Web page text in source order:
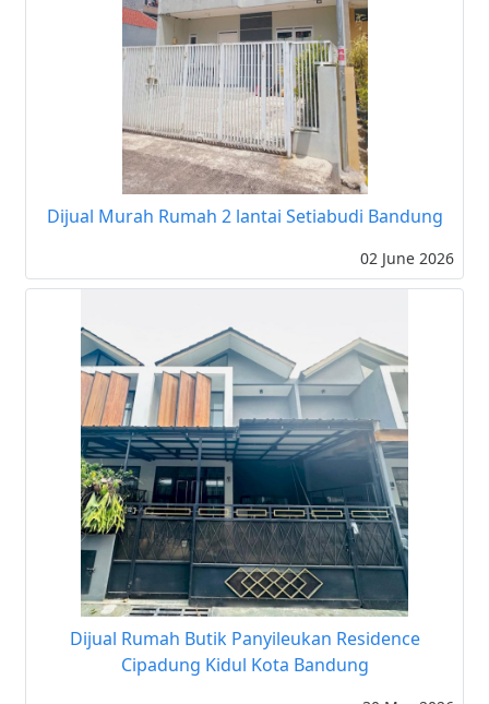
Dijual Murah Rumah 2 lantai Setiabudi Bandung
02 June 2026
Dijual Rumah Butik Panyileukan Residence
Cipadung Kidul Kota Bandung